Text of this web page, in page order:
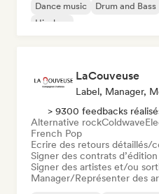
Dance music
Drum and Bass
Hip-hop
LaCouveuse
Label, Manager,
> 9300 feedbacks
Alternative rockColdwave
French Pop
Ecrire des retours détaillés/
Signer des contrats
Signer des artistes et/ou
Manager/Représenter des